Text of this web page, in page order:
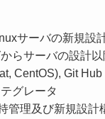
サーバの新規設
らサーバの設計以
CentOS), Git Hub
グレータ
管理及び新規設計